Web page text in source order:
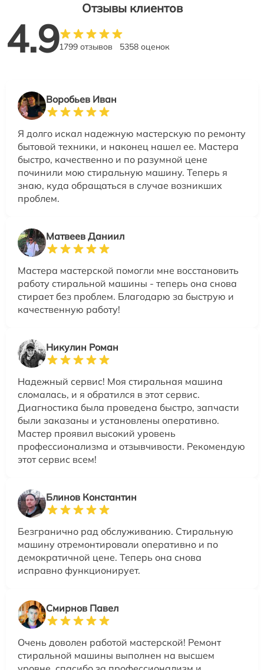
Отзывы клиентов
4.91799 отзывов 5358 оценок
Воробьев Иван
Я долго искал надежную мастерскую по ремонту
бытовой техники, и наконец нашел ее. Мастера
быстро, качественно и по разумной цене
починили мою стиральную машину. Теперь я
знаю, куда обращаться в случае возникших
проблем.
Матвеев Даниил
Мастера мастерской помогли мне восстановить
работу стиральной машины - теперь она снова
стирает без проблем. Благодарю за быструю и
качественную работу!
Никулин Роман
Надежный сервис! Моя стиральная машина
сломалась, и я обратился в этот сервис.
Диагностика была проведена быстро, запчасти
были заказаны и установлены оперативно.
Мастер проявил высокий уровень
профессионализма и отзывчивости. Рекомендую
этот сервис всем!
Блинов Константин
Безгранично рад обслуживанию. Стиральную
машину отремонтировали оперативно и по
демократичной цене. Теперь она снова
исправно функционирует.
Смирнов Павел
Очень доволен работой мастерской! Ремонт
стиральной машины выполнен на высшем